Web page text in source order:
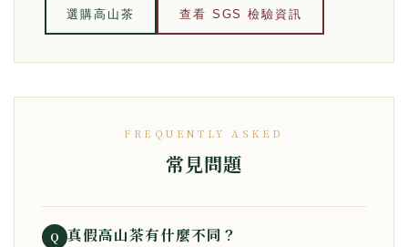
選購高山茶 查看 SGS 檢驗資訊
FREQUENTLY ASKED
常見問題
Q 真假高山茶有什麼不同？